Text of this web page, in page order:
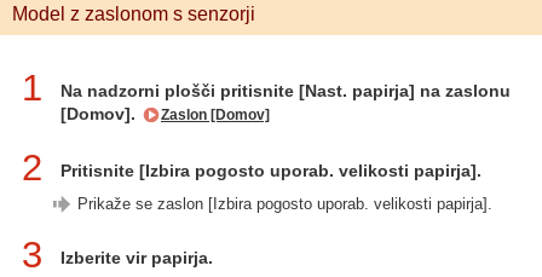
Model z zaslonom s senzorji
1
Na nadzorni plošči pritisnite [Nast. papirja] na zaslonu
[Domov].
Zaslon [Domov]
2 Pritisnite [Izbira pogosto uporab. velikosti papirja].
Prikaže se zaslon [Izbira pogosto uporab. velikosti papirja].
3 Izberite vir papirja.